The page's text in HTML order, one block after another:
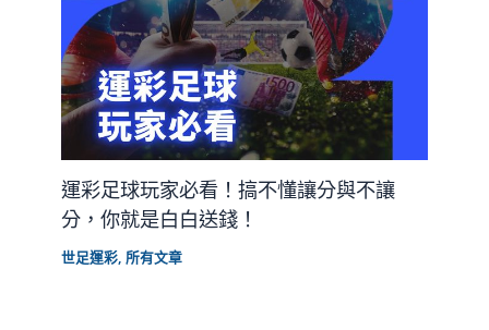
運彩足球玩家必看！搞不懂讓分與不讓
分，你就是白白送錢！
世足運彩,所有文章